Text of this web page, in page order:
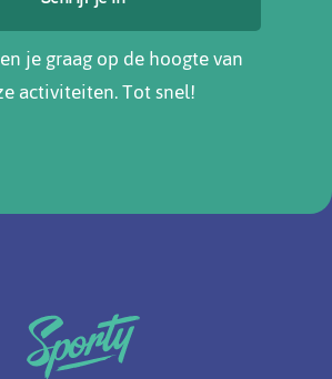
je graag op de hoogte van
activiteiten. Tot snel!